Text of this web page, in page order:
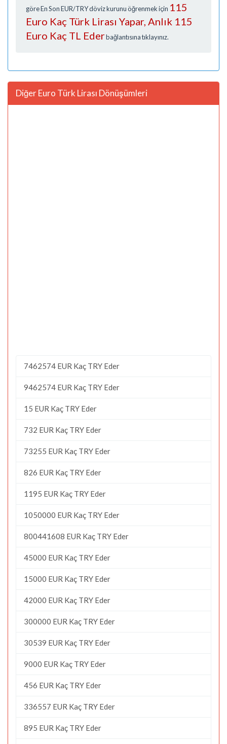
göre En Son EUR/TRY döviz kurunu öğrenmek için 115
Euro Kaç Türk Lirası Yapar, Anlık 115
Euro Kaç TL Ederbağlantısına tıklayınız.
Diğer Euro Türk Lirası Dönüşümleri
7462574 EUR Kaç TRY Eder
9462574 EUR Kaç TRY Eder
15 EUR Kaç TRY Eder
732 EUR Kaç TRY Eder
73255 EUR Kaç TRY Eder
826 EUR Kaç TRY Eder
1195 EUR Kaç TRY Eder
1050000 EUR Kaç TRY Eder
800441608 EUR Kaç TRY Eder
45000 EUR Kaç TRY Eder
15000 EUR Kaç TRY Eder
42000 EUR Kaç TRY Eder
300000 EUR Kaç TRY Eder
30539 EUR Kaç TRY Eder
9000 EUR Kaç TRY Eder
456 EUR Kaç TRY Eder
336557 EUR Kaç TRY Eder
895 EUR Kaç TRY Eder